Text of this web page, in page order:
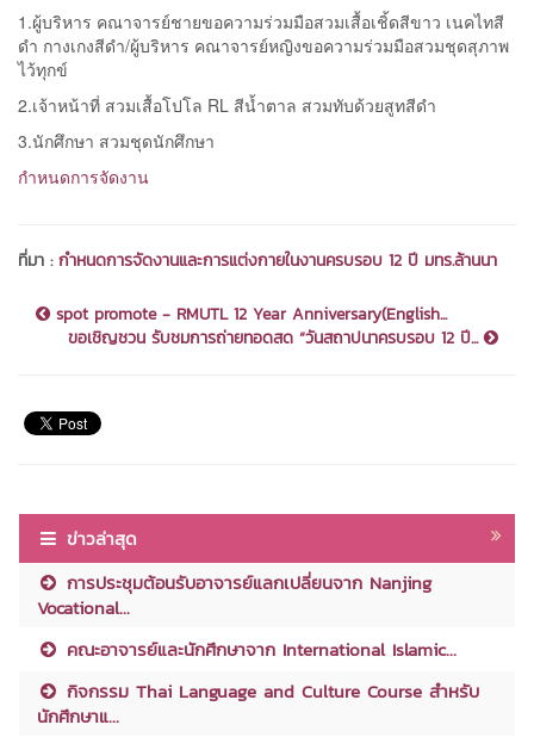
1.ผู้บริหาร คณาจารย์ชายขอความร่วมมือสวมเสื้อเชิ้ดสีขาว เนคไทสี
ดำ กางเกงสีดำ/ผู้บริหาร คณาจารย์หญิงขอความร่วมมือสวมชุดสุภาพ
ไว้ทุกข์
2.เจ้าหน้าที่ สวมเสื้อโปโล RL สีน้ำตาล สวมทับด้วยสูทสีดำ
3.นักศึกษา สวมชุดนักศึกษา
กำหนดการจัดงาน
ที่มา :กำหนดการจัดงานและการแต่งกายในงานครบรอบ 12 ปี มทร.ล้านนา
spot promote - RMUTL 12 Year Anniversary(English...
ขอเชิญชวน รับชมการถ่ายทอดสด “วันสถาปนาครบรอบ 12 ปี...
ข่าวล่าสุด
การประชุมต้อนรับอาจารย์แลกเปลี่ยนจาก Nanjing
Vocational...
คณะอาจารย์และนักศึกษาจาก International Islamic...
กิจกรรม Thai Language and Culture Course สำหรับ
นักศึกษาแ...